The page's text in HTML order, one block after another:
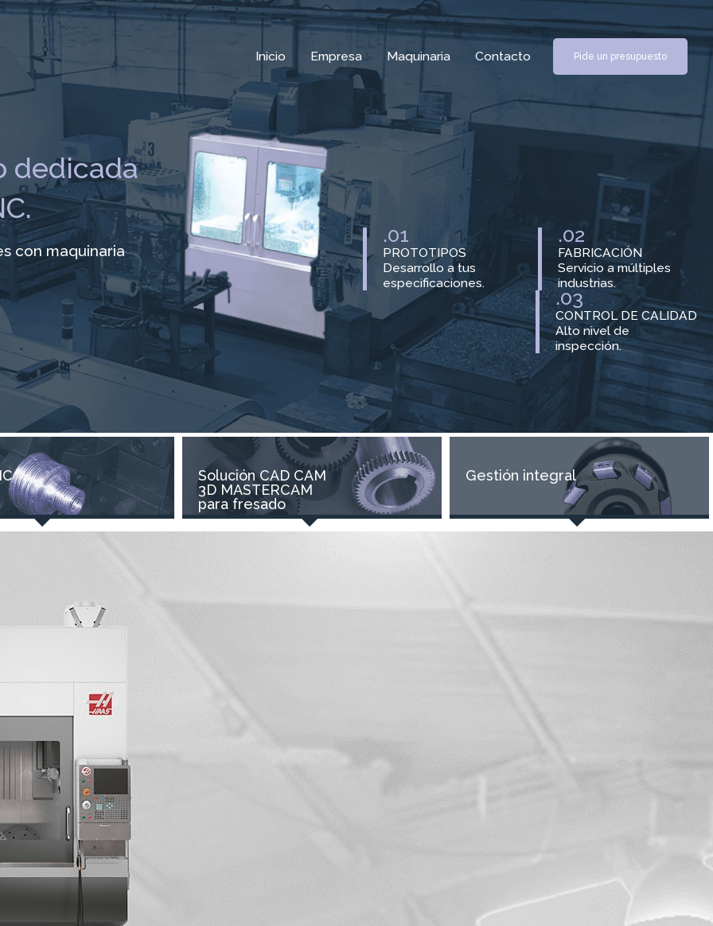
Inicio Empresa Maquinaria Contacto Pide un presupuesto
dedicada
con maquinaria
.01
PROTOTIPOS
Desarrollo a tus
especificaciones.
.02
FABRICACIÓN
Servicio a múltiples
industrias.
.03
CONTROL DE CALIDAD
Alto nivel de
inspección.
Solución CAD CAM
3D MASTERCAM
para fresado
Gestión integral